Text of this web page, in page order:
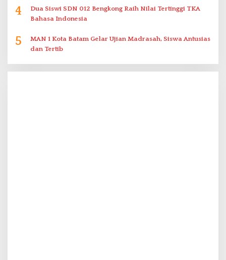
4
Dua Siswi SDN 012 Bengkong Raih Nilai Tertinggi TKA
Bahasa Indonesia
5
MAN 1 Kota Batam Gelar Ujian Madrasah, Siswa Antusias
dan Tertib